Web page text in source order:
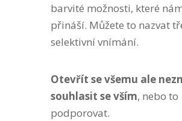
barvité možnosti, které
přináší. Můžete to nazvat
selektivní vnímání.
Otevřít se všemu ale
souhlasit se vším, nebo to
podporovat.